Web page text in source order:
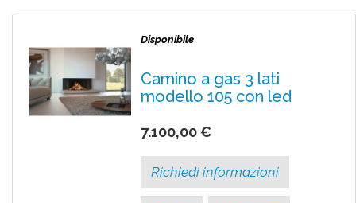
Disponibile
Camino a gas 3 lati
modello 105 con led
7.100,00 €
Richiedi informazioni